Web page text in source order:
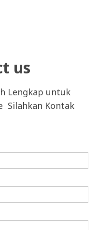
us
Lengkap untuk
Silahkan Kontak